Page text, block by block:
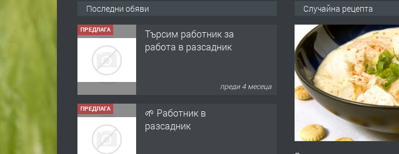
Последни обяви
ПРЕДЛАГА
Търсим работник за
работа в разсадник
преди 4 месеца
ПРЕДЛАГА
🌱 Работник в
разсадник
Случайна рецепта